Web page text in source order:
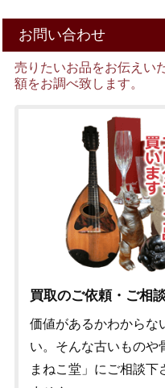
お問い合わせ
売りたいお品をお伝えい
額をお調べ致します。
買取のご依頼・ご相
価値があるかわからな
い。そんな古いものや
まねこ堂」にご相談下